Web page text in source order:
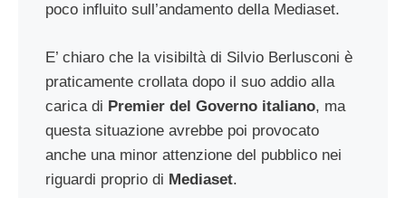
poco influito sull’andamento della Mediaset.
E’ chiaro che la visibiltà di Silvio Berlusconi è
praticamente crollata dopo il suo addio alla
carica di Premier del Governo italiano, ma
questa situazione avrebbe poi provocato
anche una minor attenzione del pubblico nei
riguardi proprio di Mediaset.